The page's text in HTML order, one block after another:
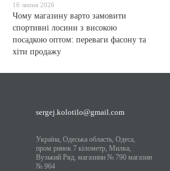
16 липня 2026
Чому магазину варто замовити
спортивні лосини з високою
посадкою оптом: переваги фасону та
хіти продажу
sergej.kolotilo@gmail.com
Україна, Одеська область, Одеса,
пром ринок 7 кілометр, Милка,
Вузький Ряд, магазини № 790 магазин
№ 964